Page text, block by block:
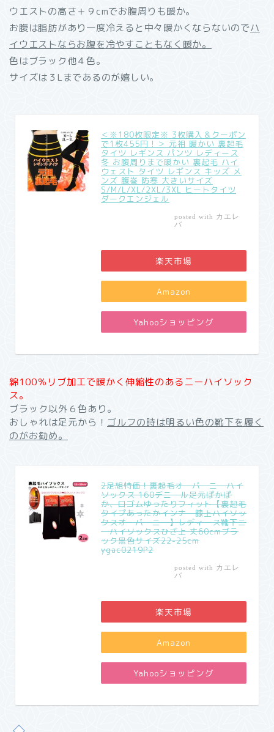
ウエストの高さ＋９cmでお腹周りも暖か。
お腹は脂肪があり一度冷えると中々暖かくならないのでハ
イウエストならお腹を冷やすこともなく暖か。
色はブラック他４色。
サイズは３Lまであるのが嬉しい。
＜※180枚限定※ 3枚購入＆クーポン
で1枚455円！＞ 元祖 暖かい 裏起毛
タイツ レギンス パンツ レディース
冬 お腹周りまで暖かい 裏起毛 ハイ
ウェスト タイツ レギンス キッズ メ
ンズ 腹巻 防寒 大きいサイズ
S/M/L/XL/2XL/3XL ヒートタイツ
ダークエンジェル
posted with カエレ
バ
楽天市場
Amazon
Yahooショッピング
綿100％リブ加工で暖かく伸縮性のあるニーハイソック
ス。
ブラック以外６色あり。
おしゃれは足元から！ ゴルフの時は明るい色の靴下を履く
のがお勧め。
2足組特価！裏起毛オーバーニーハイ
ソックス 160デニール足元ぽかぽ
か、口ゴムゆったりフィット【裏起毛
タイプあったかインナー膝上ハイソッ
クスオーバーニー】レディース靴下ニ
ーハイソックスひざ上 丈60cmブラ
ック黒色サイズ22-25cm
ygac0219P2
posted with カエレ
バ
楽天市場
Amazon
Yahooショッピング